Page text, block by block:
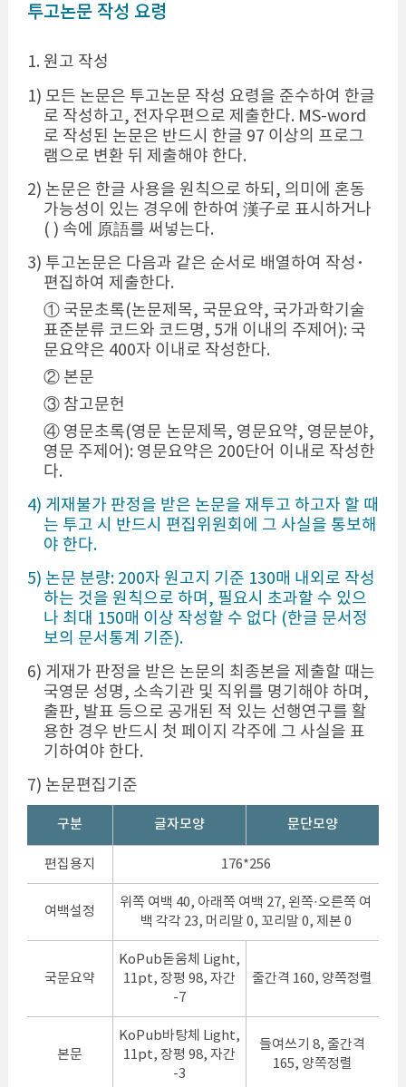
투고논문 작성 요령
1. 원고 작성
1) 모든 논문은 투고논문 작성 요령을 준수하여 한글
로 작성하고, 전자우편으로 제출한다. MS-word
로 작성된 논문은 반드시 한글 97 이상의 프로그
램으로 변환 뒤 제출해야 한다.
2) 논문은 한글 사용을 원칙으로 하되, 의미에 혼동
가능성이 있는 경우에 한하여 漢子로 표시하거나
( ) 속에 原語를 써넣는다.
3) 투고논문은 다음과 같은 순서로 배열하여 작성･
편집하여 제출한다.
① 국문초록(논문제목, 국문요약, 국가과학기술
표준분류 코드와 코드명, 5개 이내의 주제어): 국
문요약은 400자 이내로 작성한다.
② 본문
③ 참고문헌
④ 영문초록(영문 논문제목, 영문요약, 영문분야,
영문 주제어): 영문요약은 200단어 이내로 작성한
다.
4) 게재불가 판정을 받은 논문을 재투고 하고자 할 때
는 투고 시 반드시 편집위원회에 그 사실을 통보해
야 한다.
5) 논문 분량: 200자 원고지 기준 130매 내외로 작성
하는 것을 원칙으로 하며, 필요시 초과할 수 있으
나 최대 150매 이상 작성할 수 없다 (한글 문서정
보의 문서통계 기준).
6) 게재가 판정을 받은 논문의 최종본을 제출할 때는
국영문 성명, 소속기관 및 직위를 명기해야 하며,
출판, 발표 등으로 공개된 적 있는 선행연구를 활
용한 경우 반드시 첫 페이지 각주에 그 사실을 표
기하여야 한다.
7) 논문편집기준
구분 글자모양 문단모양
편집용지 176*256
여백설정
위쪽 여백 40, 아래쪽 여백 27, 왼쪽·오른쪽 여
백 각각 23, 머리말 0, 꼬리말 0, 제본 0
국문요약
KoPub돋움체 Light,
11pt, 장평 98, 자간
-7
줄간격 160, 양쪽정렬
본문
KoPub바탕체 Light,
11pt, 장평 98, 자간
-3
들여쓰기 8, 줄간격
165, 양쪽정렬